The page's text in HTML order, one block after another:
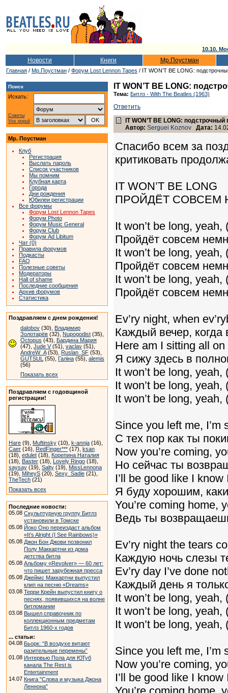
10.10.
Новости Книги Мр.Поустман
Главная / Мр.Поустман / Форум Lost Lennon Tapes / IT WON’T BE LONG:
Поиск
Искать:
Советы
Vox populi
Мр. Поустман
Клуб
Регистрация
Выслать пароль
Список участников
Мы помним
Клубная карта
Города
Дни рождения
Юбилеи регистрации
Все форумы
Форум Lost Lennon Tapes
Форум Photo
Форум Music General
Форум Club
Форум Ad Libitum
Чат (0)
Правила форумов
Подкасты
FAQ
Полезные советы
Модераторы
Hall of shame
Последние сообщения
Архив форумов
Статистика
Поздравляем с днем рождения!
dalobov (30), Владимир
Золотарёв (32), Nupogodist (35),
Octopus (43), Бардина Мария
(47), Jude V(51), vaclav (51),
AndreW_A(53), Ruslan_SF (53),
GUTSUL (55), Галіна (55), alemis
(56)
Показать всех
Поздравляем с годовщиной
регистрации!
Hare (9), Muftinsky (10), k-annja (16),
Caer (16), RedFinger*** (17), ksan
(18), edulet (18), Корепина Наталия
(18), Baster (18), Lovely Ringo (18),
saysay (19), Salty (19), MissLennona
(19), MiheyS (20), Sexy_Sadie (21),
TheTech (21)
Показать всех
Последние новости:
05.08 Скульптурную группу Битлз
установили в Томске
05.08 Йоко Оно переиздаст альбом
«It’s Alright (I See Rainbows)»
05.08 Джон Бон Джови позвонил
Полу Маккартни из дома
детства битла
05.08 Альбому «Revolver» — 60 лет:
что пишет зарубежная пресса
05.08 Джеймс Маккартни выпустил
клип на песню «Dreams»
03.08 Терри Крейн выпустил книгу о
песнях, появившихся на волне
битломании
03.08 Вышел справочник по
коллекционным предметам
Битлз 1960-х годов
... статьи:
04.08 Бьорк: “В воздухе витают
разительные перемены”
01.08 Интервью Пола для ЮТуб
канала The Rest is
Entertainment
14.07 Книга "Слова и музыка Джона
Леннона"
IT WON’T BE LONG:
Тема: Битлз - With The Beatles (1963)
Ответить
IT WON’T BE LONG:
Автор: Serguei Koznov Дата:
Спасибо всем за
критиковать
IT WON’T BE LONG
ПРОЙДЁТ СОВСЕМ
It won’t be long,
Пройдёт совсем
It won’t be long,
Пройдёт совсем
It won’t be long,
Пройдёт совсем
Ev’ry night, when
Каждый вечер, когда
Here am I sitting all
Я сижу здесь в
It won’t be long,
It won’t be long,
It won’t be long,
Since you left me, I’m
С тех пор как ты
Now you’re coming,
Но сейчас ты
I’ll be good like I know
Я буду хорошим,
You’re coming home,
Ведь ты
Ev’ry night the tears
Каждую ночь слезы
Ev’ry day I’ve done
Каждый день я
It won’t be long,
It won’t be long,
It won’t be long,
Since you left me, I’m
Now you’re coming,
I’ll be good like I know